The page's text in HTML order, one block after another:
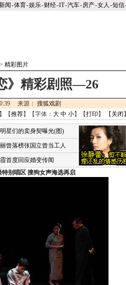
闻-体育-娱乐-财经-IT-汽车-房产-女人 -短信
精彩图片
》精彩剧照—26
来源： 搜狐戏剧
】【推荐】【字体： 大 中 小】【打印 】 【 关闭 】
星们的卖身契曝光(图)
曾落榜张国立曾当工人
首度回应婚变传闻
特别唱区 搜狗女声海选再启